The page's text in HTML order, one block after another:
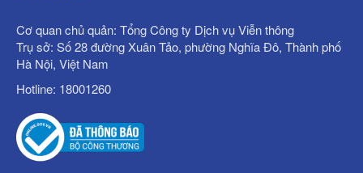
Cơ quan chủ quản: Tổng Công ty Dịch vụ Viễn thông
Trụ sở: Số 28 đường Xuân Tảo, phường Nghĩa Đô, Thành phố
Hà Nội, Việt Nam
Hotline: 18001260